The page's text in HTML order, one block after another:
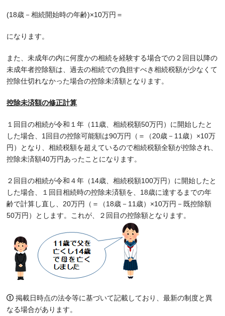
(18歳－相続開始時の年齢)×10万円＝
になります。
また、未成年の内に何度かの相続を経験する場合での２回目以降の
未成年者控除額は、過去の相続での負担すべき相続税額が少なくて
控除仕切れなかった場合の控除未済額となります。
控除未済額の修正計算
１回目の相続が令和１年（11歳、相続税額50万円）に開始したと
した場合、1回目の控除可能額は90万円（＝（20歳－11歳）×10万
円）となり、相続税額を超えているので相続税額全額が控除され、
控除未済額40万円あったことになります。
２回目の相続が令和４年（14歳、相続税額100万円）に開始したと
した場合、１回目相続時の控除未済額を、18歳に達するまでの年
齢で計算し直し、20万円（＝（18歳－11歳）×10万円－既控除額
50万円）とします。これが、２回目の控除額となります。
掲載日時点の法令等に基づいて記載しており、最新の制度と異
なる場合があります。